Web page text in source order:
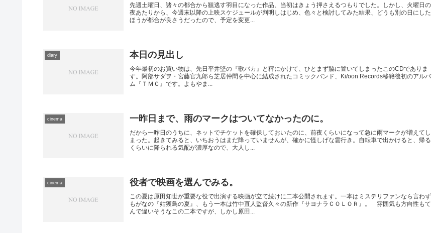
先週土曜日、諸々の都合から観逃す羽目になった作品、当初はきょう押さえるつもりでした。しかし、火曜日の
夜あたりから、今週末以降の上映スケジュールが判明しはじめ、色々と検討してみた結果、どうも別の日にした
ほうが都合が良さうだったので、予定を変更...
diary 本日の見出し
今年最初のお買い物は、先日平井堅の『歌バカ』と秤にかけて、ひとまず脇に置いてしまったこのCDでありま
す。阿部サダヲ・宮藤官九郎ら芝居仲間を中心に結成されたコミックバンド、Ki/oon Records移籍後初のアルバ
ム『ＴＭＣ』です。よもやま...
cinema 一昨日まで、雨のマークはついてなかったのに。
だから一昨日のうちに、ネットでチケットを確保しておいたのに、前夜くらいになって急に雨マークが増えてし
まった。起きてみると、いちおうはまだ降っていませんが、確かに怪しげな雲行き。自転車で出かけると、帰る
くらいに降られる気配が濃厚なので、大人し...
cinema 役者で映画を選んでみる。
この夏は原田知世が重要な役で出演する映画が立て続けに二本公開されます。一本はミステリファンなら言わず
もがなの『姑獲鳥の夏』、もう一本は竹中直人監督久々の新作『サヨナラＣＯＬＯＲ』。 雰囲気も方向性もて
んで違いそうなこの二本ですが、しかし原田...